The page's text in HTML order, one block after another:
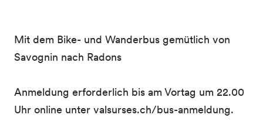
Mit dem Bike- und Wanderbus gemütlich von
Savognin nach Radons
Anmeldung erforderlich bis am Vortag um 22.00
Uhr online unter valsurses.ch/bus-anmeldung.